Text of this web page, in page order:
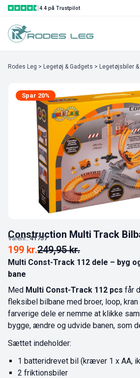
4.4 på Trustpilot
Rodes Leg > Legetøj & Gadgets > Legetøjsbiler
Spar 20%
Construction Multi Track
Varenr.:41757
249,95kr.
199 kr.
Multi Const-Track 112 dele – byg
bane
Med Multi Const-Track 112 pcs får
fleksibel bilbane med broer, loop,
farverige dele er nemme at klikke
bygge, ændre og udvide banen, som
Sættet indeholder:
1 batteridrevet bil (kræver 1 x AA,
2 friktionsbiler